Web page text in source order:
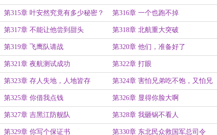
第315章 叶安然究竟有多少秘密？ 第316章 一个也跑不掉
第317章 不能让他尝到甜头 第318章 北航重大突破
第319章 飞鹰队请战 第320章 他们，准备好了
第321章 夜航测试成功 第322章 打眼
第323章 存人失地，人地皆存 第324章 害怕兄弟吃不饱，又怕兄
弟过得好
第325章 你借我点钱 第326章 显得你脸大啊
第327章 吉黑江防舰队 第328章 我砸锅不看人
第329章 你写个保证书 第330章 东北民众救国军总司令